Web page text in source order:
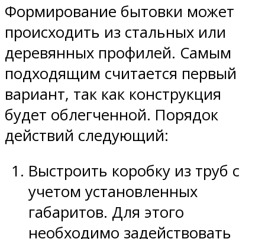
Формирование бытовки может
происходить из стальных или
деревянных профилей. Самым
подходящим считается первый
вариант, так как конструкция
будет облегченной. Порядок
действий следующий:
Выстроить коробку из труб с
учетом установленных
габаритов. Для этого
необходимо задействовать